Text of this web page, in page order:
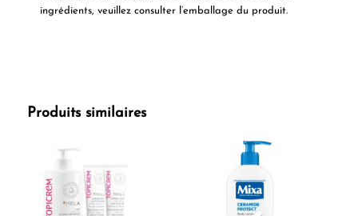
ingrédients, veuillez consulter l’emballage du produit.
Produits similaires